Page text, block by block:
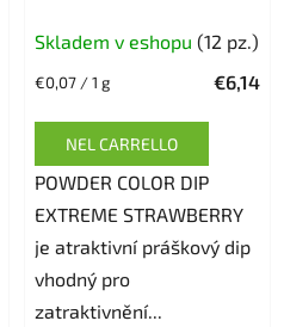
Skladem v eshopu (12 pz.)
€6,14
Prezzo
misura:
€0,07 / 1 g
NEL CARRELLO
POWDER COLOR DIP
EXTREME STRAWBERRY
je atraktivní práškový dip
vhodný pro
zatraktivnění...